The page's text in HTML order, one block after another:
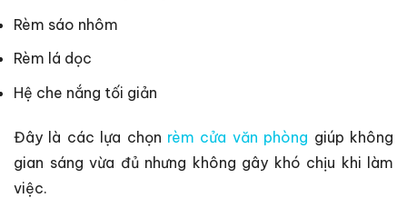
Rèm sáo nhôm
Rèm lá dọc
Hệ che nắng tối giản
Đây là các lựa chọn rèm cửa văn phòng giúp không
gian sáng vừa đủ nhưng không gây khó chịu khi làm
việc.